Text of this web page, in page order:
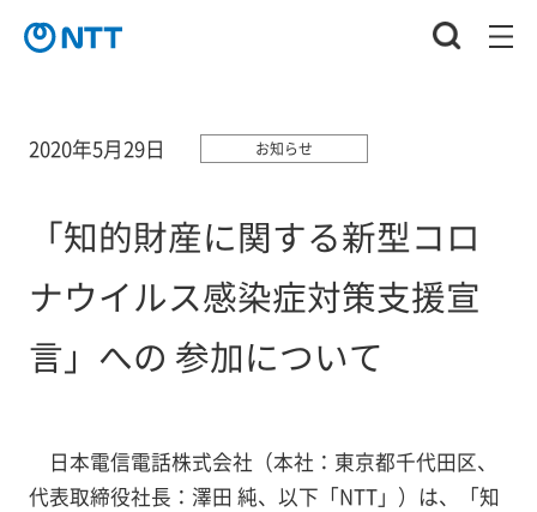
2020年5月29日 お知らせ
「知的財産に関する新型コロ
ナウイルス感染症対策支援宣
言」への 参加について
日本電信電話株式会社（本社：東京都千代田区、
代表取締役社長：澤田 純、以下「NTT」）は、「知